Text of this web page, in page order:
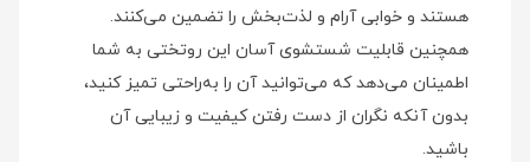
هستند و خوابی آرام و لذت‌بخش را تضمین می‌کنند.
همچنین قابلیت شستشوی آسان این روتختی به شما
اطمینان می‌دهد که می‌توانید آن را به‌راحتی تمیز کنید،
بدون آنکه نگران از دست رفتن کیفیت و زیبایی آن
باشید.